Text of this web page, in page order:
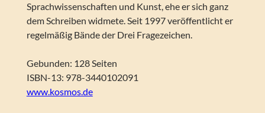
Sprachwissenschaften und Kunst, ehe er sich ganz
dem Schreiben widmete. Seit 1997 veröffentlicht er
regelmäßig Bände der Drei Fragezeichen.
Gebunden: 128 Seiten
ISBN-13: 978-3440102091
www.kosmos.de